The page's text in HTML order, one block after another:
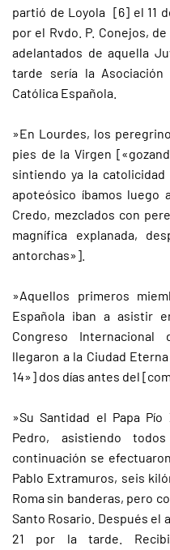
partió de Loyola [6] el 11
por el Rvdo. P. Conejos,
adelantados de aquella
tarde sería la
Católica Española.
»En Lourdes, los
pies de la Virgen
sintiendo ya la
apoteósico íbamos luego
Credo, mezclados con
magnífica explanada,
antorchas»].
»Aquellos primeros
Española iban a asistir
Congreso
llegaron a la Ciudad
14»] dos días antes del
»Su Santidad el Papa
Pedro, asistiendo
continuación se
Pablo Extramuros, seis
Roma sin banderas, pero
Santo Rosario. Después el
21 por la tarde.